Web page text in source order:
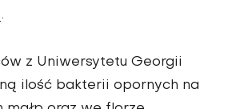
z Uniwersytetu Georgii
ilość bakterii opornych na